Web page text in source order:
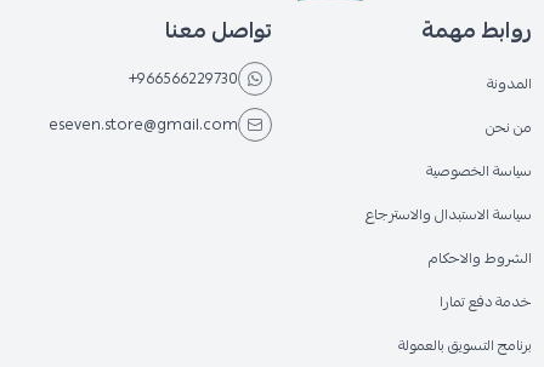
روابط مهمة
المدونة
من نحن
سياسة الخصوصية
سياسة الاستبدال والاسترجاع
الشروط والاحكام
خدمة دفع تمارا
برنامج التسويق بالعمولة
تواصل معنا
+966566229730
eseven.store@gmail.com